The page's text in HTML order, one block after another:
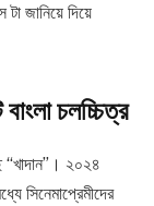
জানিয়ে দিয়ে
চলচ্চিত্র
“খাদান”। ২০২৪
সিনেমাপ্রেমীদের